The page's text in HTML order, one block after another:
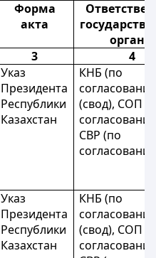
Форма
акта
органы
3
4
Указ
Президента
Республики
Казахстан
КНБ (по
(свод), СОП
СВР (по
Указ
Президента
Республики
Казахстан
КНБ (по
(свод), СОП